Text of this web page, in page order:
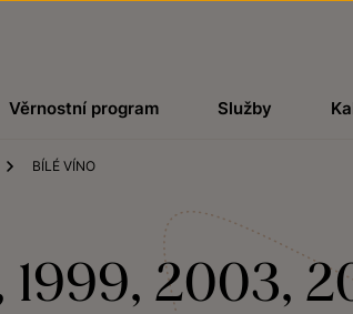
Věrnostní program Služby
BÍLÉ VÍNO
1999, 2003,